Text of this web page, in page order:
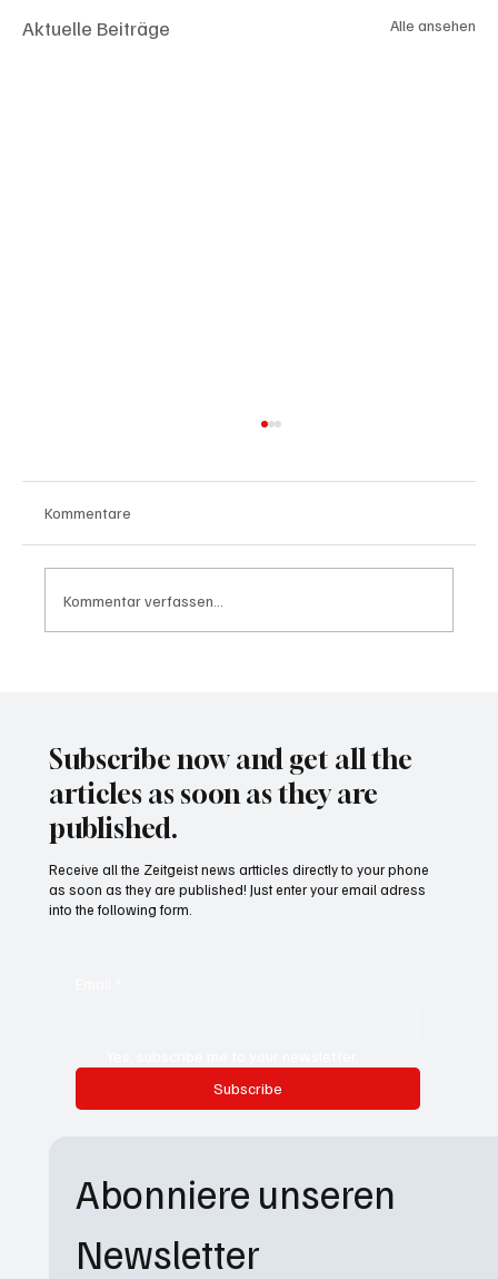
Aktuelle Beiträge Alle ansehen
Kommentare
Kommentar verfassen...
Subscribe now and get all the
articles as soon as they are
published.
Subscribe
Receive all the Zeitgeist news artticles directly to your phone
as soon as they are published! Just enter your email adress
into the following form.
Abonniere unseren
Newsletter